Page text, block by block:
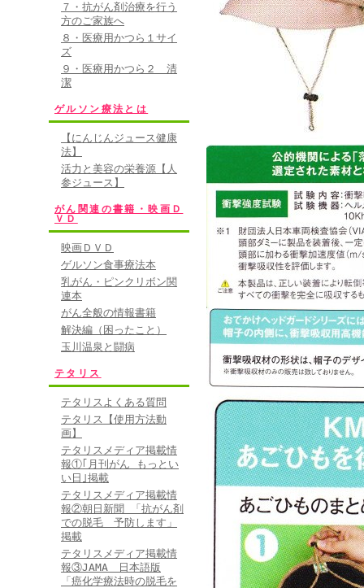
７・抗がん剤治療を行う
方のご家族へ
８・医療用かつら１サイ
ズ
９・医療用かつら２ 清
潔
ゲルソン療法とは
【にんじんジュース健康
法】
活力と美容の栄養源【人
参ジュース】
がん関連の書籍・映画Ｄ
ＶＤ
映画ＤＶＤ
ゲルソン食事療法本
乳がん・ピンクリボン関
連本
がん全般の情報書籍
解決編（困ったこと）
玉川温泉と闘病
テタリス
テタリスよくある質問
テタリス【使用方法動
画】
テタリスメディア掲載情
報①｢月刊がん もっとい
い日｣掲載
テタリスメディア掲載情
報②朝日新聞 「抗がん剤
での脱毛 予防します」
掲載
テタリスメディア掲載情
報③JAMA 日本語版
「癌化学療法時の脱毛を